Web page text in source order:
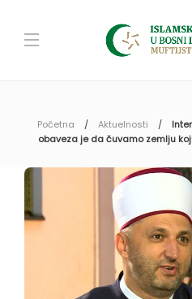
Početna Aktuelnosti
obaveza je da čuvamo zemlju